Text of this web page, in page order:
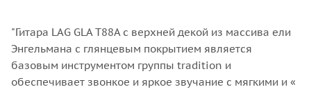
"Гитара LAG GLA T88A с верхней декой из массива ели
Энгельмана с глянцевым покрытием является
базовым инструментом группы tradition и
обеспечивает звонкое и яркое звучание с мягкими и «